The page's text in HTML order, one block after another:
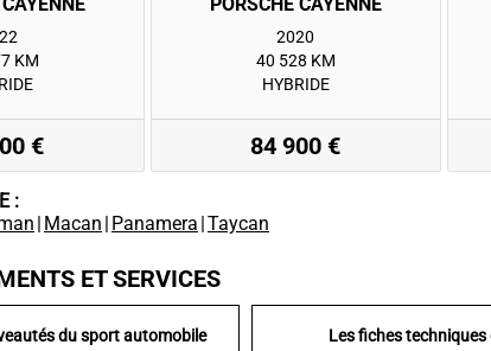
KM
€
2020
40 528 KM
HYBRIDE
84 900 €
:
Macan Panamera Taycan
ET SERVICES
du sport automobile Les fiches techniques